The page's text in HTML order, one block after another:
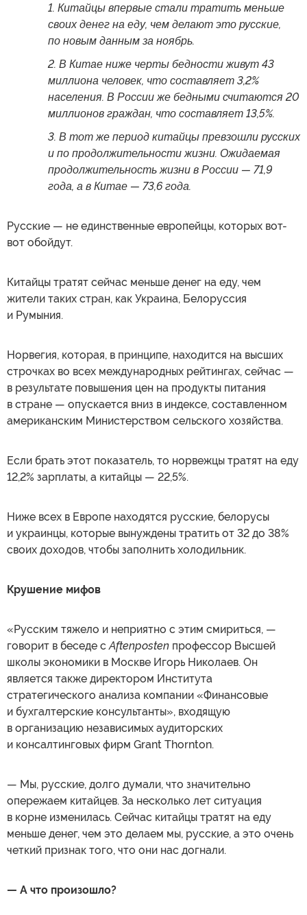
1. Китайцы впервые стали тратить меньше
своих денег на еду, чем делают это русские,
по новым данным за ноябрь.
2. В Китае ниже черты бедности живут 43
миллиона человек, что составляет 3,2%
населения. В России же бедными считаются 20
миллионов граждан, что составляет 13,5%.
3. В тот же период китайцы превзошли русских
и по продолжительности жизни. Ожидаемая
продолжительность жизни в России — 71,9
года, а в Китае — 73,6 года.
Русские — не единственные европейцы, которых вот-
вот обойдут.
Китайцы тратят сейчас меньше денег на еду, чем
жители таких стран, как Украина, Белоруссия
и Румыния.
Норвегия, которая, в принципе, находится на высших
строчках во всех международных рейтингах, сейчас —
в результате повышения цен на продукты питания
в стране — опускается вниз в индексе, составленном
американским Министерством сельского хозяйства.
Если брать этот показатель, то норвежцы тратят на еду
12,2% зарплаты, а китайцы — 22,5%.
Ниже всех в Европе находятся русские, белорусы
и украинцы, которые вынуждены тратить от 32 до 38%
своих доходов, чтобы заполнить холодильник.
Крушение мифов
«Русским тяжело и неприятно с этим смириться, —
говорит в беседе сAftenposten профессор Высшей
школы экономики в Москве Игорь Николаев. Он
является также директором Института
стратегического анализа компании «Финансовые
и бухгалтерские консультанты», входящую
в организацию независимых аудиторских
и консалтинговых фирм Grant Thornton.
— Мы, русские, долго думали, что значительно
опережаем китайцев. За несколько лет ситуация
в корне изменилась. Сейчас китайцы тратят на еду
меньше денег, чем это делаем мы, русские, а это очень
четкий признак того, что они нас догнали.
— А что произошло?